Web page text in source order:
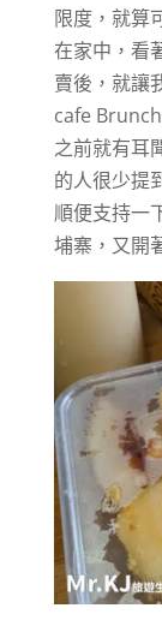
限度，就算
在家中，看
賣後，就讓
cafe
之前就有耳
的人很少提
順便支持一
埔寨，又開